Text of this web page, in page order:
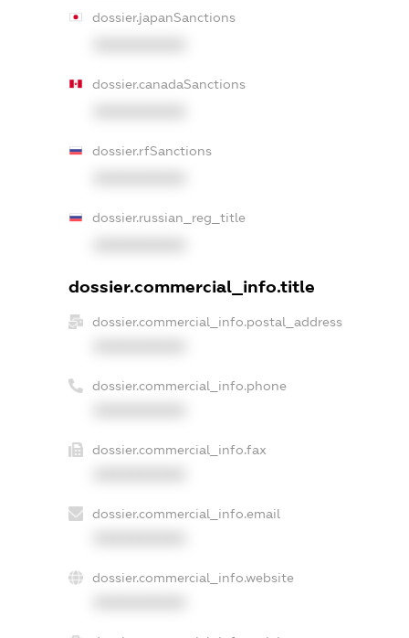
dossier.japanSanctions
dossier.canadaSanctions
dossier.rfSanctions
dossier.russian_reg_title
dossier.commercial_info.title
dossier.commercial_info.postal_address
dossier.commercial_info.phone
dossier.commercial_info.fax
dossier.commercial_info.email
dossier.commercial_info.website